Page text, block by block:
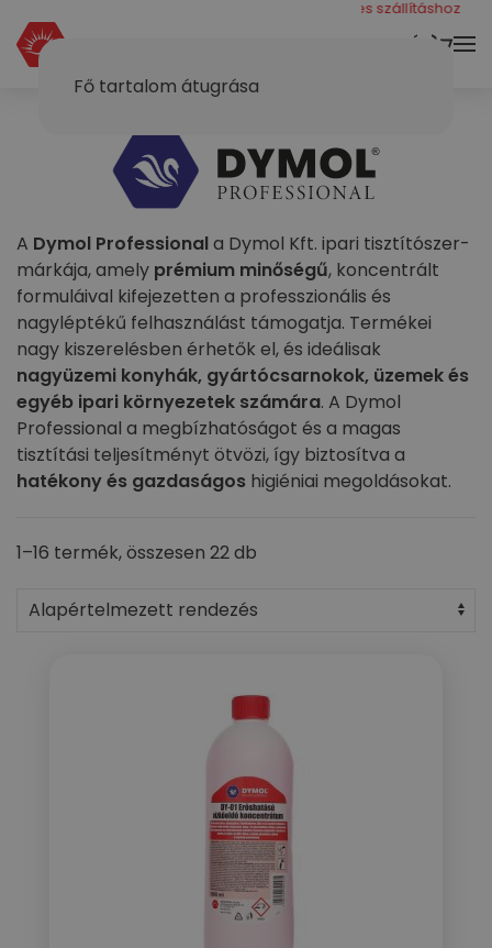
Fő tartalom átugrása
KOSÁR
még 40000 ft a díjmentes szállításhoz
A Dymol Professionala Dymol Kft. ipari tisztítószer-
márkája, amely prémium minőségű, koncentrált
formuláival kifejezetten a professzionális és
nagyléptékű felhasználást támogatja. Termékei
nagy kiszerelésben érhetők el, és ideálisak
nagyüzemi konyhák, gyártócsarnokok, üzemek és
egyéb ipari környezetek számára. A Dymol
Professional a megbízhatóságot és a magas
tisztítási teljesítményt ötvözi, így biztosítva a
hatékony és gazdaságos higiéniai megoldásokat.
1–16 termék, összesen 22 db